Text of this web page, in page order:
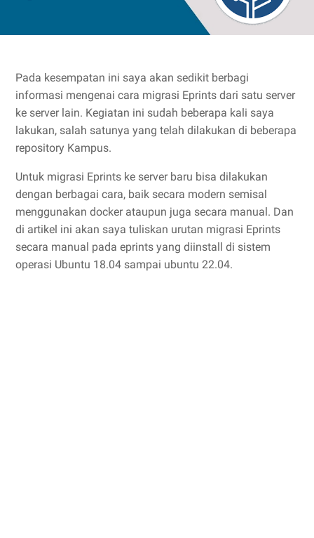
Pada kesempatan ini saya akan sedikit berbagi
informasi mengenai cara migrasi Eprints dari satu server
ke server lain. Kegiatan ini sudah beberapa kali saya
lakukan, salah satunya yang telah dilakukan di beberapa
repository Kampus.
Untuk migrasi Eprints ke server baru bisa dilakukan
dengan berbagai cara, baik secara modern semisal
menggunakan docker ataupun juga secara manual. Dan
di artikel ini akan saya tuliskan urutan migrasi Eprints
secara manual pada eprints yang diinstall di sistem
operasi Ubuntu 18.04 sampai ubuntu 22.04.